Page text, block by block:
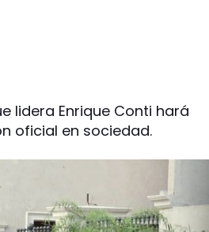
lidera Enrique Conti hará
oficial en sociedad.